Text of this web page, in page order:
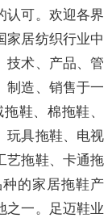
认可。欢迎各界
家居纺织行业中
技术、产品、管
制造、销售于一
鞋、棉拖鞋、
玩具拖鞋、电视
艺拖鞋、卡通拖
的家居拖鞋产
之一。足迈鞋业